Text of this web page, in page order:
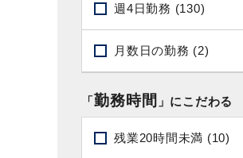
週4日勤務 (130)
月数日の勤務 (2)
「勤務時間 」にこだわる
残業20時間未満 (10)